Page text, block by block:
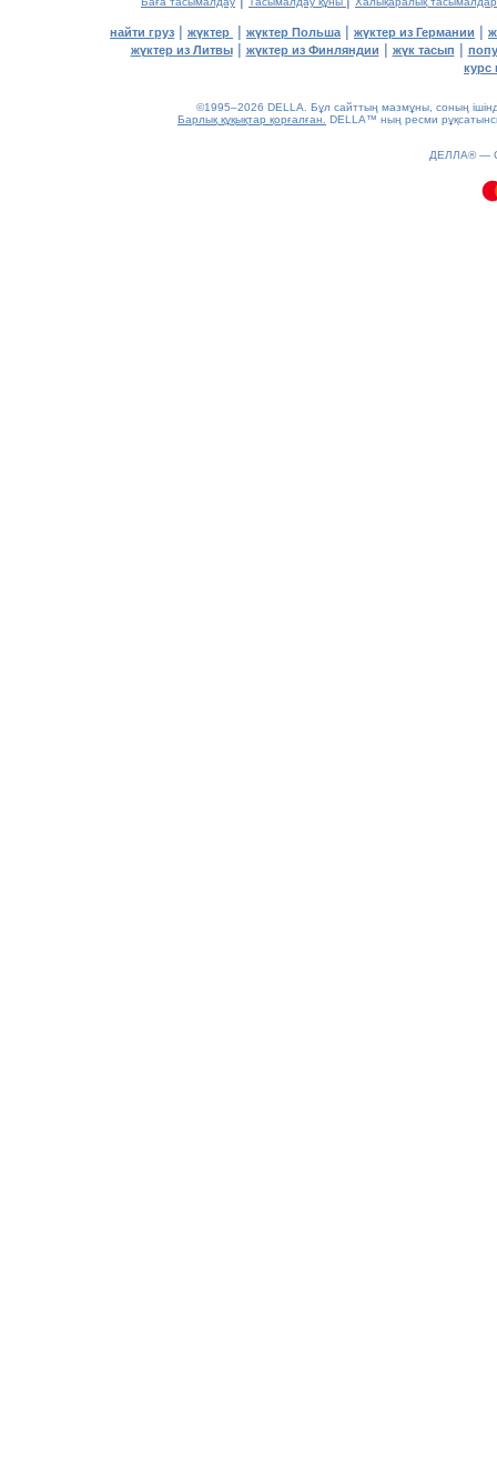
найти груз | жүктер | жүктер Польша | жүктер из Германии |
жүктер из Литвы| жүктер из Финляндии | жүк тасып |
курс
©1995–2026 DELLA. Бұл сайттың мазмұны, соның
Барлық құқықтар қорғалған.
DELLA™ ның ресми
ДЕЛЛА® —